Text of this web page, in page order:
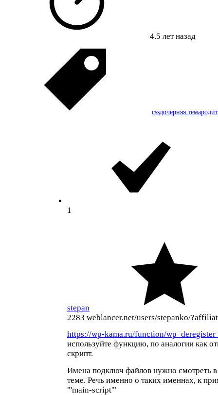
4.5 лет назад
cssдочерняя тема
1
stepan
2283 weblancer.net/users/stepanko/
https://wp-kama.ru/function/
используйте функцию, по аналогии как
скрипт.
Имена подключ файлов нужно смотреть
теме. Речь именно о таких именнах, к
"'main-script'"